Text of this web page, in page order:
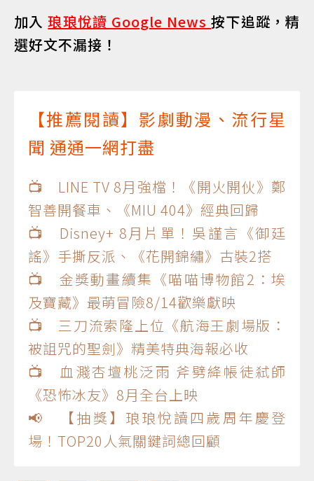
加入琅琅悅讀 Google News按下追蹤，精
選好文不漏接！
【推薦閱讀】影劇動漫、流行星
聞 通通一網打盡
📺 LINE TV 8月強檔！《開火開伙》鄭
智善開餐車、《MIU 404》經典回歸
📺 Disney+ 8月片單！吳謹言《御廷
謠》手撕反派、《花開錦繡》古裝2搭
📺 金獎動畫續集《喵喵博物館2：埃
及寶藏》最萌冒險8/14歡樂獻映
📺 三刀流索隆上位《航海王劇場版：
被詛咒的聖劍》精美特典海報必收
📺 血濺杏壇桃泛雨 斧劈絳帳徒弒師
《恐怖冰友》8月全台上映
📢 【抽獎】琅琅悅讀四歲周年慶登
場！TOP20人氣關鍵詞總回顧